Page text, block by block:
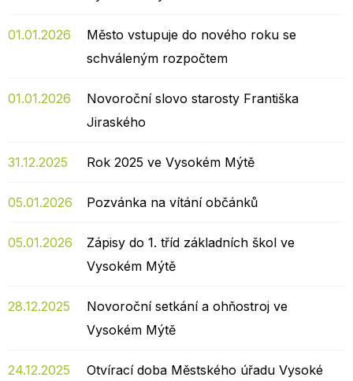
01.01.2026
Město vstupuje do nového roku se
schváleným rozpočtem
01.01.2026
Novoroční slovo starosty Františka
Jiraského
31.12.2025 Rok 2025 ve Vysokém Mýtě
05.01.2026 Pozvánka na vítání občánků
05.01.2026
Zápisy do 1. tříd základních škol ve
Vysokém Mýtě
28.12.2025
Novoroční setkání a ohňostroj ve
Vysokém Mýtě
24.12.2025
Otvírací doba Městského úřadu Vysoké